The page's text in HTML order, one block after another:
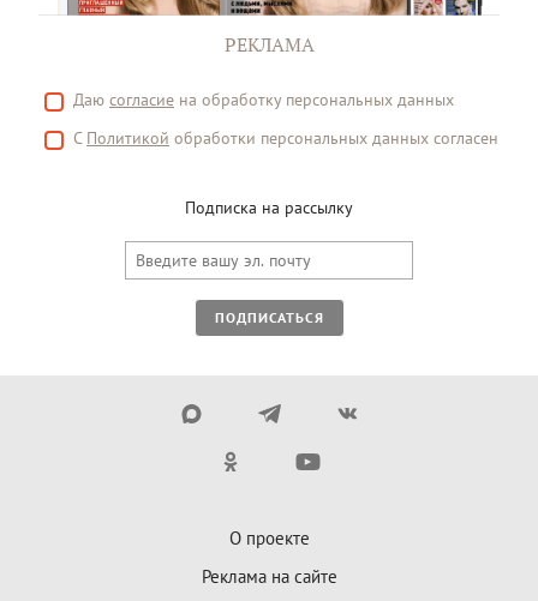
РЕКЛАМА
Даю согласие на обработку персональных данных
С Политикой обработки персональных данных согласен
Подписка на рассылку
ПОДПИСАТЬСЯ
О проекте
Реклама на сайте